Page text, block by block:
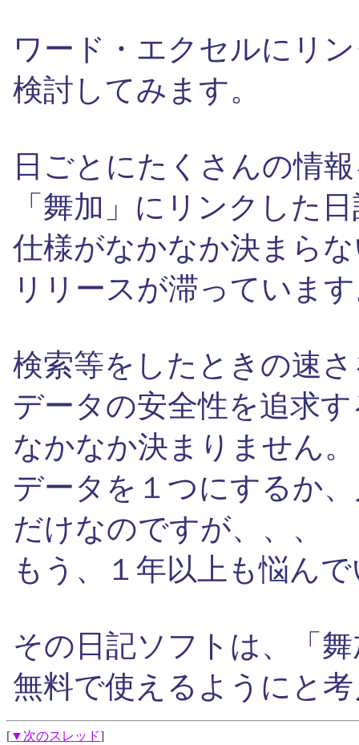
ワード・エクセルにリ
検討してみます。
日ごとにたくさんの情
「舞加」にリンクした
仕様がなかなか決まら
リリースが滞っていま
検索等をしたときの速
データの安全性を追求
なかなか決まりません。
データを１つにするか
だけなのですが、、、
もう、１年以上も悩ん
その日記ソフトは、「
無料で使えるようにと
[▼次のスレッド]